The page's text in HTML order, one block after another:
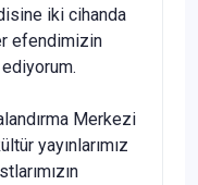
iki cihanda
efendimizin
Merkezi
yayınlarımız